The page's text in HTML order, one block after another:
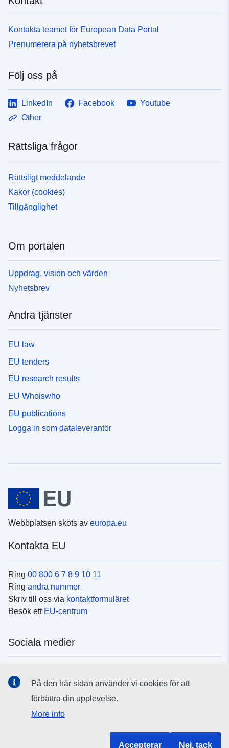
Kontakta teamet för European Data Portal
Prenumerera på nyhetsbrevet
Följ oss på
LinkedIn Facebook
Youtube
Other
Rättsliga frågor
Rättsligt meddelande
Kakor (cookies)
Tillgänglighet
Om portalen
Uppdrag, vision och värden
Nyhetsbrev
Andra tjänster
EU law
EU tenders
EU research results
EU Whoiswho
EU publications
Logga in som dataleverantör
Webbplatsen sköts av europa.eu
Kontakta EU
Ring 00 800 6 7 8 9 10 11
Ring andra nummer
Skriv till oss via kontaktformuläret
Besök ett EU-centrum
Sociala medier
EU:s institutioner och organ
På den här sidan använder vi cookies för att
förbättra din upplevelse.
More info
Accepterar Nej, tack